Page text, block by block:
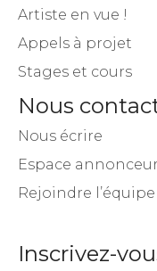
Artiste en vue !
Appels à projet
Stages et cours
Nous
Nous écrire
Espace annonceur
Rejoindre l’équipe
Inscrivez-